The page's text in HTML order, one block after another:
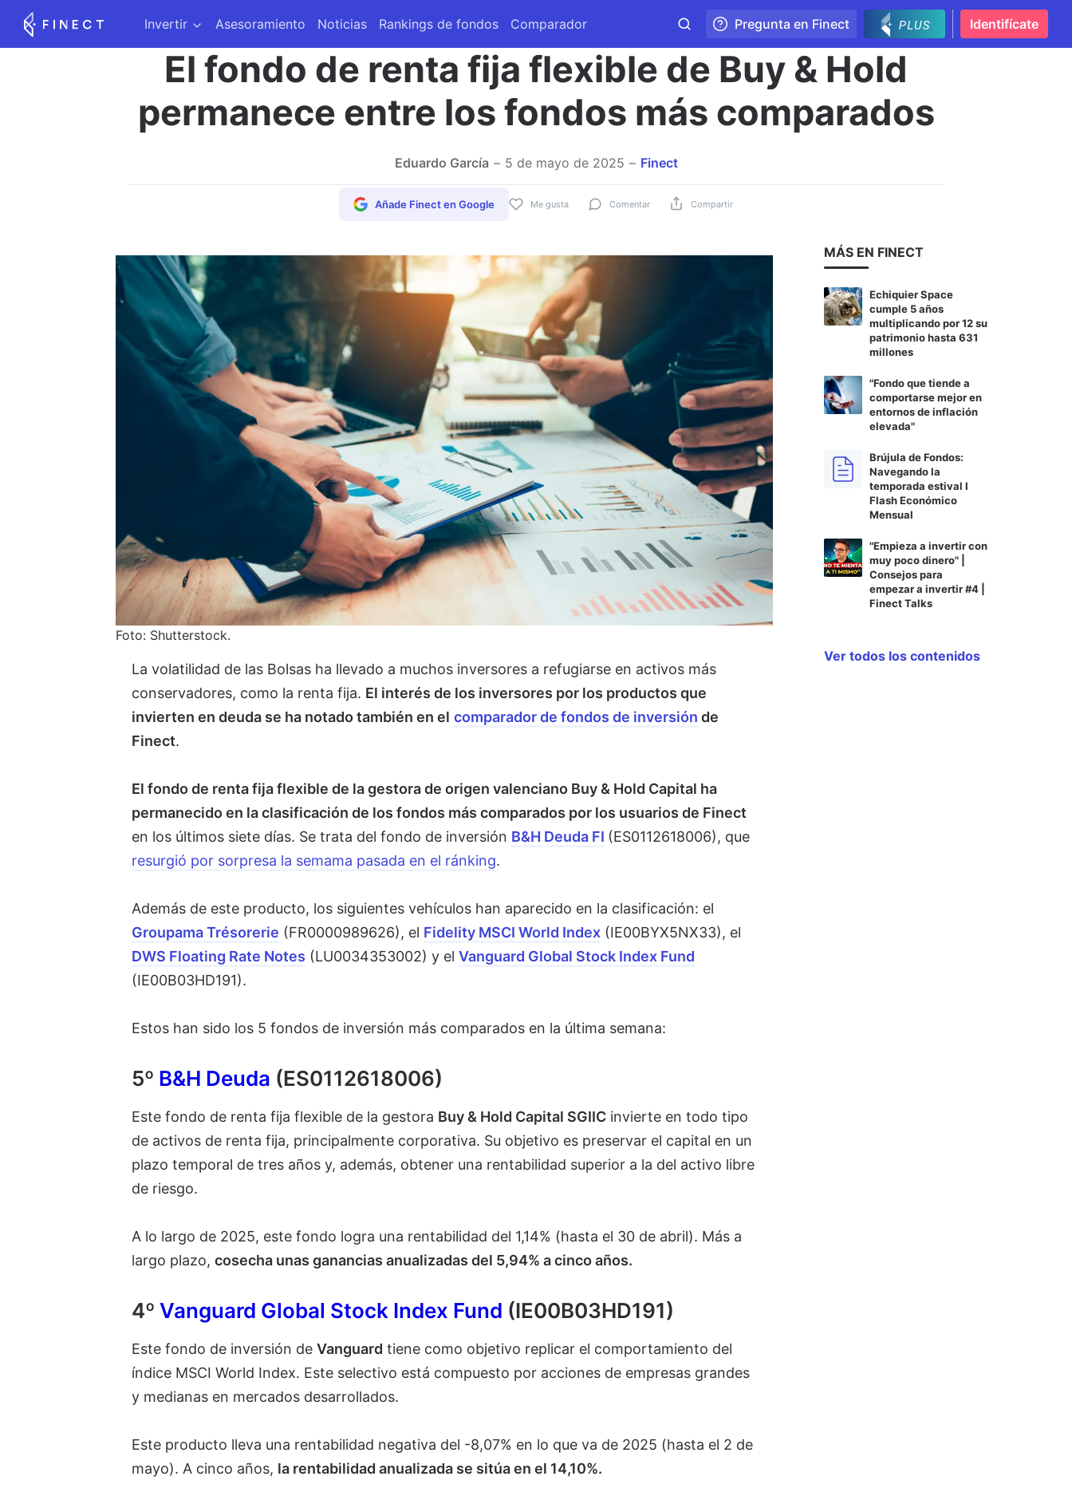
Invertir Asesoramiento Noticias Rankings de fondos Comparador Pregunta en Finect Identifícate
El fondo de renta fija flexible de Buy & Hold
permanece entre los fondos más comparados
Eduardo García 5 de mayo de 2025 Finect
Me gusta Comentar Compartir
Añade Finect en Google
Foto: Shutterstock.
La volatilidad de las Bolsas ha llevado a muchos inversores a refugiarse en activos más
conservadores, como la renta fija. El interés de los inversores por los productos que
invierten en deuda se ha notado también en el comparador de fondos de inversión de
Finect.
El fondo de renta fija flexible de la gestora de origen valenciano Buy & Hold Capital ha
permanecido en la clasificación de los fondos más comparados por los usuarios de Finect
en los últimos siete días. Se trata del fondo de inversión B&H Deuda FI (ES0112618006), que
resurgió por sorpresa la semama pasada en el ránking.
Además de este producto, los siguientes vehículos han aparecido en la clasificación: el
Groupama Trésorerie (FR0000989626), el Fidelity MSCI World Index(IE00BYX5NX33), el
DWS Floating Rate Notes (LU0034353002) y el Vanguard Global Stock Index Fund
(IE00B03HD191).
Estos han sido los 5 fondos de inversión más comparados en la última semana:
5º B&H Deuda (ES0112618006)
Este fondo de renta fija flexible de la gestora Buy & Hold Capital SGIICinvierte en todo tipo
de activos de renta fija, principalmente corporativa. Su objetivo es preservar el capital en un
plazo temporal de tres años y, además, obtener una rentabilidad superior a la del activo libre
de riesgo.
A lo largo de 2025, este fondo logra una rentabilidad del 1,14% (hasta el 30 de abril). Más a
largo plazo, cosecha unas ganancias anualizadas del 5,94% a cinco años.
4º Vanguard Global Stock Index Fund (IE00B03HD191)
Este fondo de inversión de Vanguard tiene como objetivo replicar el comportamiento del
índice MSCI World Index. Este selectivo está compuesto por acciones de empresas grandes
y medianas en mercados desarrollados.
Este producto lleva una rentabilidad negativa del -8,07% en lo que va de 2025 (hasta el 2 de
mayo). A cinco años, la rentabilidad anualizada se sitúa en el 14,10%.
MÁS EN FINECT
Echiquier Space
cumple 5 años
multiplicando por 12 su
patrimonio hasta 631
millones
"Fondo que tiende a
comportarse mejor en
entornos de inflación
elevada"
Brújula de Fondos:
Navegando la
temporada estival I
Flash Económico
Mensual
"Empieza a invertir con
muy poco dinero" |
Consejos para
empezar a invertir #4 |
Finect Talks
Ver todos los contenidos